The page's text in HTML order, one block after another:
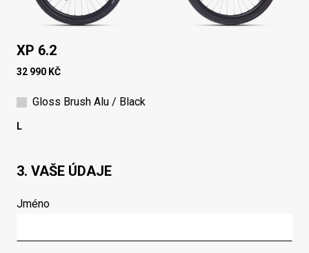
XP 6.2
32 990 KČ
Gloss Brush Alu / Black
L
3. VAŠE ÚDAJE
Jméno